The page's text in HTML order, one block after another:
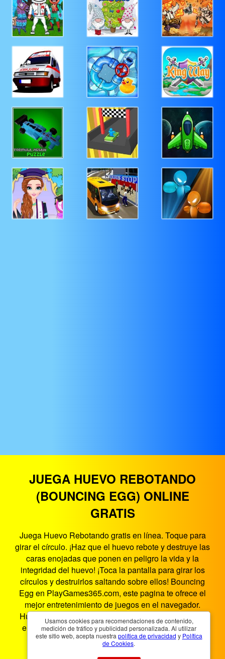
JUEGA HUEVO REBOTANDO
(BOUNCING EGG) ONLINE
GRATIS
Juega Huevo Rebotando gratis en línea. Toque para
girar el círculo. ¡Haz que el huevo rebote y destruye las
caras enojadas que ponen en peligro la vida y la
integridad del huevo! ¡Toca la pantalla para girar los
círculos y destruirlos saltando sobre ellos! Bouncing
Egg en PlayGames365.com, este pagina te ofrece el
mejor entretenimiento de juegos en el navegador.
Huevo Rebotando es un juego HTML5 que funciona
en teléfonos inteligentes, tabletas, PC y televisores
inteligentes. Puedes jugar Huevo Rebotando en
cualquier lugar y en cualquier momento.
Usamos cookies para recomendaciones de contenido,
medición de tráfico y publicidad personalizada. Al utilizar
este sitio web, acepta nuestra política de privacidad y Política
de Cookies.